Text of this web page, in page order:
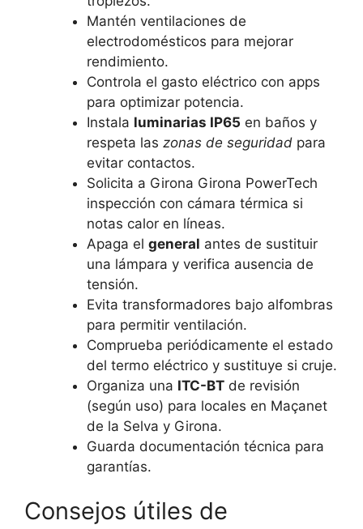
Mantén ventilaciones de
electrodomésticos para mejorar
rendimiento.
Controla el gasto eléctrico con apps
para optimizar potencia.
Instala luminarias IP65 en baños y
respeta las zonas de seguridadpara
evitar contactos.
Solicita a Girona Girona PowerTech
inspección con cámara térmica si
notas calor en líneas.
Apaga el general antes de sustituir
una lámpara y verifica ausencia de
tensión.
Evita transformadores bajo alfombras
para permitir ventilación.
Comprueba periódicamente el estado
del termo eléctrico y sustituye si cruje.
Organiza una ITC-BTde revisión
(según uso) para locales en Maçanet
de la Selva y Girona.
Guarda documentación técnica para
garantías.
Consejos útiles de